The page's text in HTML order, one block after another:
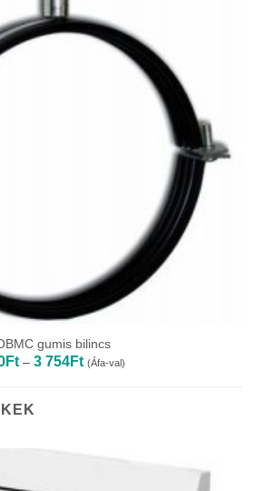
gumis bilincs
Ft – 3 754FtÁrtartomány:
420Ft
(Áfa-val)